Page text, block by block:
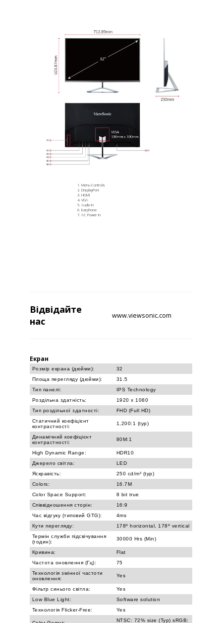
Menu Controls
DisplayPort
HDMI
VGA
Audio In
Earphone
AC Power In
Відвідайте
нас
www.viewsonic.com
Екран
Розмір екрана (дюйми):
32
Площа перегляду (дюйми):
31.5
Тип панелі:
IPS Technology
Роздільна здатність:
1920 x 1080
Тип роздільної здатності:
FHD (Full HD)
Статичний коефіцієнт
контрастності:
1,200:1 (typ)
Динамічний коефіцієнт
контрастності:
80M:1
High Dynamic Range:
HDR10
Джерело світла:
LED
Яскравість:
250 cd/m² (typ)
Colors:
16.7M
Color Space Support:
8 bit true
Співвідношення сторін:
16:9
Час відгуку (типовий GTG):
4ms
Кути перегляду:
178º horizontal, 178º vertical
Термін служби підсвічування
(годин):
30000 Hrs (Min)
Кривина:
Flat
Частота оновлення (Гц):
75
Технологія змінної частоти
оновлення:
Yes
Фільтр синього світла:
Yes
Low Blue Light:
Software solution
Технологія Flicker-Free:
Yes
NTSC: 72% size (Typ) sRGB: